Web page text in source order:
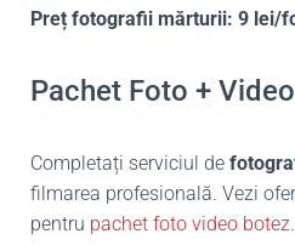
Preț fotografii mărturii: 9 lei/
Pachet Foto +
Completați serviciul de
filmarea profesională. Vezi
pentru pachet foto video botez.